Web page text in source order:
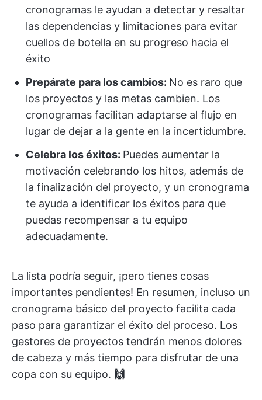
cronogramas le ayudan a detectar y resaltar
las dependencias y limitaciones para evitar
cuellos de botella en su progreso hacia el
éxito
Prepárate para los cambios: No es raro que
los proyectos y las metas cambien. Los
cronogramas facilitan adaptarse al flujo en
lugar de dejar a la gente en la incertidumbre.
Celebra los éxitos: Puedes aumentar la
motivación celebrando los hitos, además de
la finalización del proyecto, y un cronograma
te ayuda a identificar los éxitos para que
puedas recompensar a tu equipo
adecuadamente.
La lista podría seguir, ¡pero tienes cosas
importantes pendientes! En resumen, incluso un
cronograma básico del proyecto facilita cada
paso para garantizar el éxito del proceso. Los
gestores de proyectos tendrán menos dolores
de cabeza y más tiempo para disfrutar de una
copa con su equipo. 🙌